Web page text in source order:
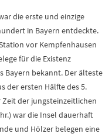
die erste und einzige
in Bayern entdeckte.
vor Kempfenhausen
für die Existenz
Bayern bekannt. Der älteste
der ersten Hälfte des 5.
Zeit der jungsteinzeitlichen
war die Insel dauerhaft
und Hölzer belegen eine